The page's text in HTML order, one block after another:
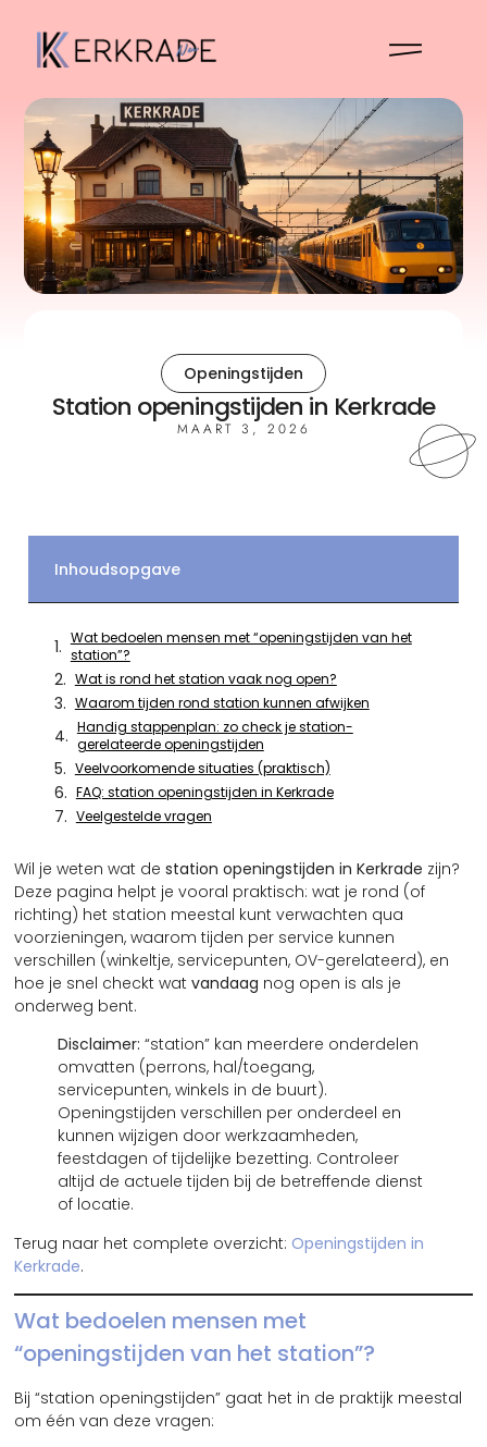
Openingstijden
Station openingstijden in Kerkrade
MAART 3, 2026
Wil je weten wat destation openingstijden in Kerkrade zijn?
Deze pagina helpt je vooral praktisch: wat je rond (of
richting) het station meestal kunt verwachten qua
voorzieningen, waarom tijden per service kunnen
verschillen (winkeltje, servicepunten, OV-gerelateerd), en
hoe je snel checkt watvandaag nog open is als je
onderweg bent.
Disclaimer: “station” kan meerdere onderdelen
omvatten (perrons, hal/toegang,
servicepunten, winkels in de buurt).
Openingstijden verschillen per onderdeel en
kunnen wijzigen door werkzaamheden,
feestdagen of tijdelijke bezetting. Controleer
altijd de actuele tijden bij de betreffende dienst
of locatie.
Terug naar het complete overzicht: Openingstijden in
Kerkrade.
Wat bedoelen mensen met
“openingstijden van het station”?
Bij “station openingstijden” gaat het in de praktijk meestal
om één van deze vragen:
Inhoudsopgave
Wat bedoelen mensen met “openingstijden van het
station”?
Wat is rond het station vaak nog open?
Waarom tijden rond station kunnen afwijken
Handig stappenplan: zo check je station-
gerelateerde openingstijden
Veelvoorkomende situaties (praktisch)
FAQ: station openingstijden in Kerkrade
Veelgestelde vragen